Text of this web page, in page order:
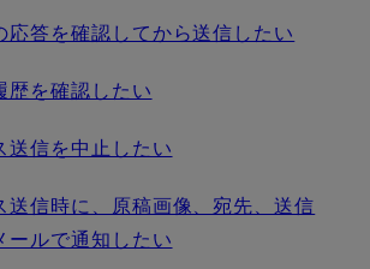
応答を確認してから送信したい
歴を確認したい
送信を中止したい
送信時に、原稿画像、宛先、送信
ールで通知したい